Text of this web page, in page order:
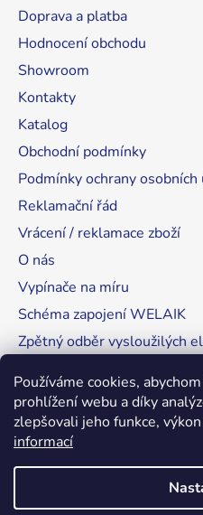
Používáme cookies,
prohlížení webu a díky
zlepšovali jeho funkce,
informací
Doprava a platba
Hodnocení obchodu
Showroom
Kontakty
Katalog
Obchodní podmínky
Podmínky ochrany osobních
Reklamační řád
Vrácení / reklamace zboží
O nás
Vypínače na míru
Schéma zapojení WELAIK
Zpětný odběr vysloužilých